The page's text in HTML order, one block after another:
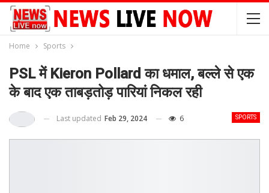
Home Sports
PSL में Kieron Pollard का धमाल, बल्ले से एक
के बाद एक ताबड़तोड़ पारियां निकल रही
SPORTS
Last updated Feb 29, 2024 6